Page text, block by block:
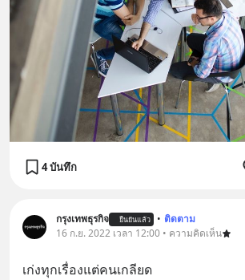
4 บันทึก
กรุงเทพธุรกิจ ยืนยันแล้ว • ติดตาม
16 ก.ย. 2022 เวลา 12:00 • ความคิดเห็น
เก่งทุกเรื่องแต่คนเกลียด